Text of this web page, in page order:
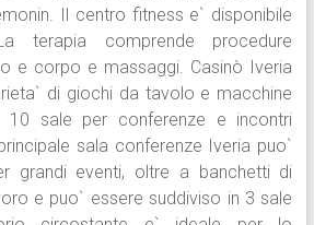
Il centro fitness e` disponibile
terapia comprende procedure
e corpo e massaggi. Casinò Iveria
di giochi da tavolo e macchine
sale per conferenze e incontri
sala conferenze Iveria puo`
grandi eventi, oltre a banchetti di
e puo` essere suddiviso in 3 sale